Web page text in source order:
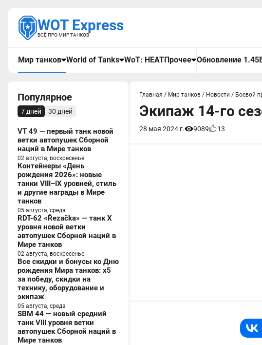
WOT Express
ВСЁ ПРО МИР ТАНКОВ
Мир танков World of Tanks WoT: HEATПрочее Обновление 1.45
Популярное
7 дней 30 дней
VT 49 — первый танк новой
ветки автопушек Сборной
наций в Мире танков
02 августа, воскресенье
Контейнеры «День
рождения 2026»: новые
танки VIII–IX уровней, стиль
и другие награды в Мире
танков
05 августа, среда
RDT-62 «Řezačka» — танк X
уровня новой ветки
автопушек Сборной наций в
Мире танков
02 августа, воскресенье
Все скидки и бонусы ко Дню
рождения Мира танков: x5
за победу, скидки на
технику, оборудование и
экипаж
05 августа, среда
SBM 44 — новый средний
танк VIII уровня ветки
автопушек Сборной наций в
Мире танков
Главная / Мир танков / Новости / Боевой
Экипаж 14-го
28 мая 2024 г. 9089 13